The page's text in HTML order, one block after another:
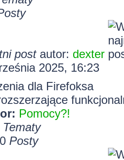
postautor: dexter
2025, 16:23
dla Firefoksa
Pomocy?!
Tematy
Posty